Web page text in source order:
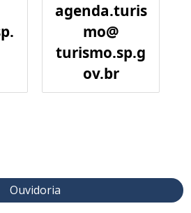
agenda.turis
mo@
turismo.sp.g
ov.br
Ouvidoria